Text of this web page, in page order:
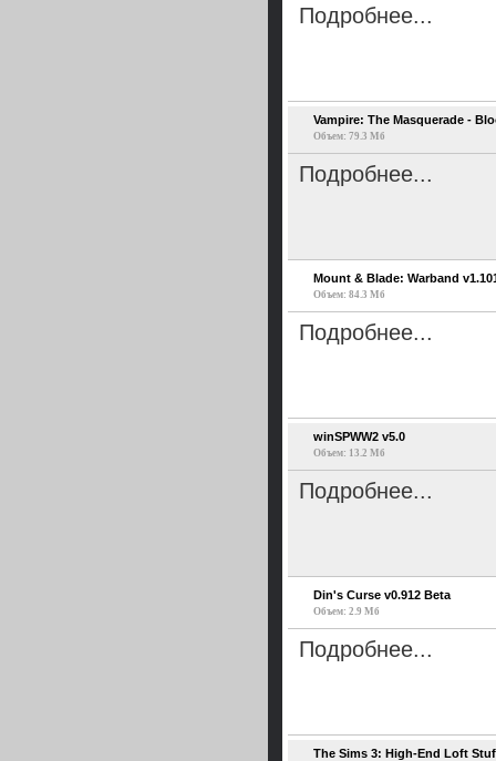
Подробнее...
Vampire: The Masquerade -
Объем: 79.3 Мб
Подробнее...
Mount & Blade: Warband
Объем: 84.3 Мб
Подробнее...
winSPWW2 v5.0
Объем: 13.2 Мб
Подробнее...
Din's Curse v0.912 Beta
Объем: 2.9 Мб
Подробнее...
The Sims 3: High-End Loft